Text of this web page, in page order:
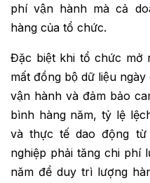
phí vận hành mà cả
hàng của tổ chức.
Đặc biệt khi tổ chức mở
mất đồng bộ dữ liệu
vận hành và đảm bảo
bình hàng năm, tỷ lệ
và thực tế dao động
nghiệp phải tăng chi phí
năm để duy trì lượng